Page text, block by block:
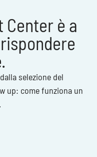
Center è a
selezione del
up: come funziona un